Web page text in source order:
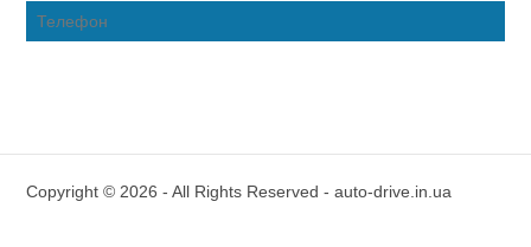
Copyright © 2026 - All Rights Reserved - auto-drive.in.ua